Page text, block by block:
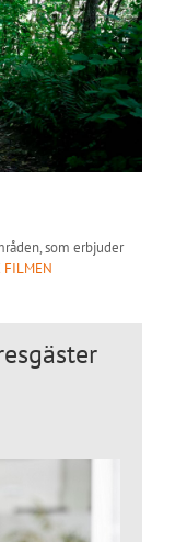
som erbjuder
FILMEN